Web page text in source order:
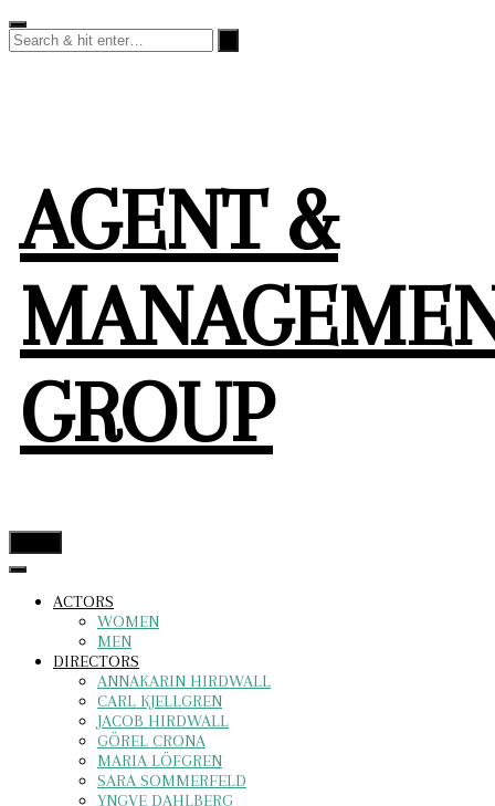
Skip
to
content
AGENT &
GROUP
ACTORS
WOMEN
MEN
DIRECTORS
ANNAKARIN HIRDWALL
CARL KJELLGREN
JACOB HIRDWALL
GÖREL CRONA
MARIA LÖFGREN
SARA SOMMERFELD
YNGVE DAHLBERG